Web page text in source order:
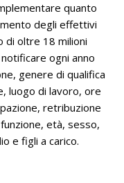
quanto
degli effettivi
di oltre 18 milioni
ogni anno
genere di qualifica
luogo di lavoro, ore
retribuzione
età, sesso,
e figli a carico.